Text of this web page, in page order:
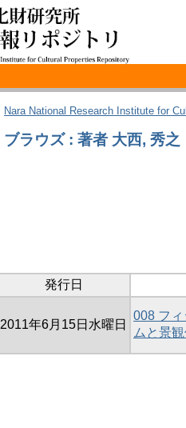
Nara National Research Institute for
ブラウズ : 著者 大西, 秀之
発行日
2011年6月15日水曜日
008 フ
ムと景